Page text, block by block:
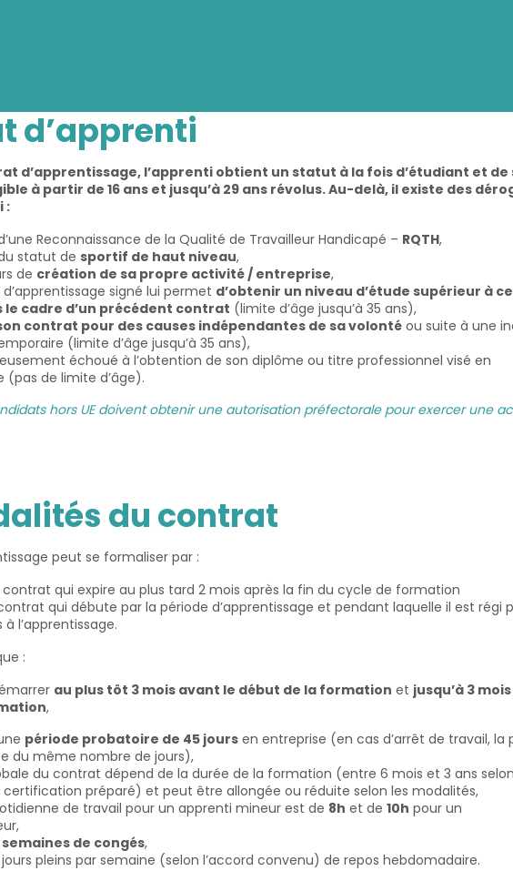
d’apprenti
d’apprentissage, l’apprenti obtient un statut à la fois d’étudiant et de
à partir de 16 ans et jusqu’à 29 ans révolus. Au-delà, il existe des
:
Reconnaissance de la Qualité de Travailleur Handicapé – RQTH,
statut de sportif de haut niveau,
de création de sa propre activité / entreprise,
signé lui permet d’obtenir un niveau d’étude supérieur à
le cadre d’un précédent contrat (limite d’âge jusqu’à 35 ans),
contrat pour des causes indépendantes de sa volontéou suite à une
(limite d’âge jusqu’à 35 ans),
échoué à l’obtention de son diplôme ou titre professionnel visé en
(pas de limite d’âge).
hors UE doivent obtenir une autorisation préfectorale pour exercer une
du contrat
peut se formaliser par :
qui expire au plus tard 2 mois après la fin du cycle de formation
qui débute par la période d’apprentissage et pendant laquelle il est régi
l’apprentissage.
:
au plus tôt 3 mois avant le début de la formation et jusqu’à 3
,
période probatoire de 45 jours en entreprise (en cas d’arrêt de travail, la
du même nombre de jours),
du contrat dépend de la durée de la formation (entre 6 mois et 3 ans
préparé) et peut être allongée ou réduite selon les modalités,
de travail pour un apprenti mineur est de 8h et de 10h pour un
,
semaines de congés,
jours pleins par semaine (selon l’accord convenu) de repos hebdomadaire.